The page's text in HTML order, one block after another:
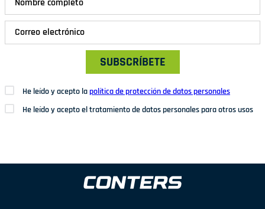
SUBSCRÍBETE
He leído y acepto lapolítica de protección de datos personales
He leído y acepto el tratamiento de datos personales para otros usos